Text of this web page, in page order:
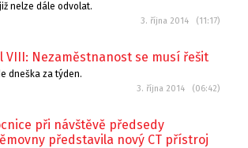
nelze dále odvolat.
3. října 2014 (11:17)
VIII: Nezaměstnanost se musí řešit
dneška za týden.
3. října 2014 (06:42)
při návštěvě předsedy
představila nový CT přístroj